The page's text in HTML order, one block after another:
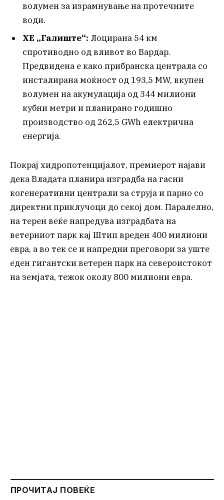
волумен за израмнување на протечните
води.
ХЕ „Галиште“: Лоцирана 54 км
спротиводно од вливот во Вардар.
Предвидена е како прибранска централа со
инсталирана моќност од 193,5 MW, вкупен
волумен на акумулација од 344 милиони
кубни метри и планирано годишно
производство од 262,5 GWh електрична
енергија.
Покрај хидропотенцијалот, премиерот најави
дека Владата планира изградба на гасни
когенеративни централи за струја и парно со
директни приклучоци до секој дом. Паралелно,
на терен веќе напредува изградбата на
ветерниот парк кај Штип вреден 400 милиони
евра, а во тек се и напредни преговори за уште
еден гигантски ветерен парк на североистокот
на земјата, тежок околу 800 милиони евра.
ПРОЧИТАЈ ПОВЕЌЕ